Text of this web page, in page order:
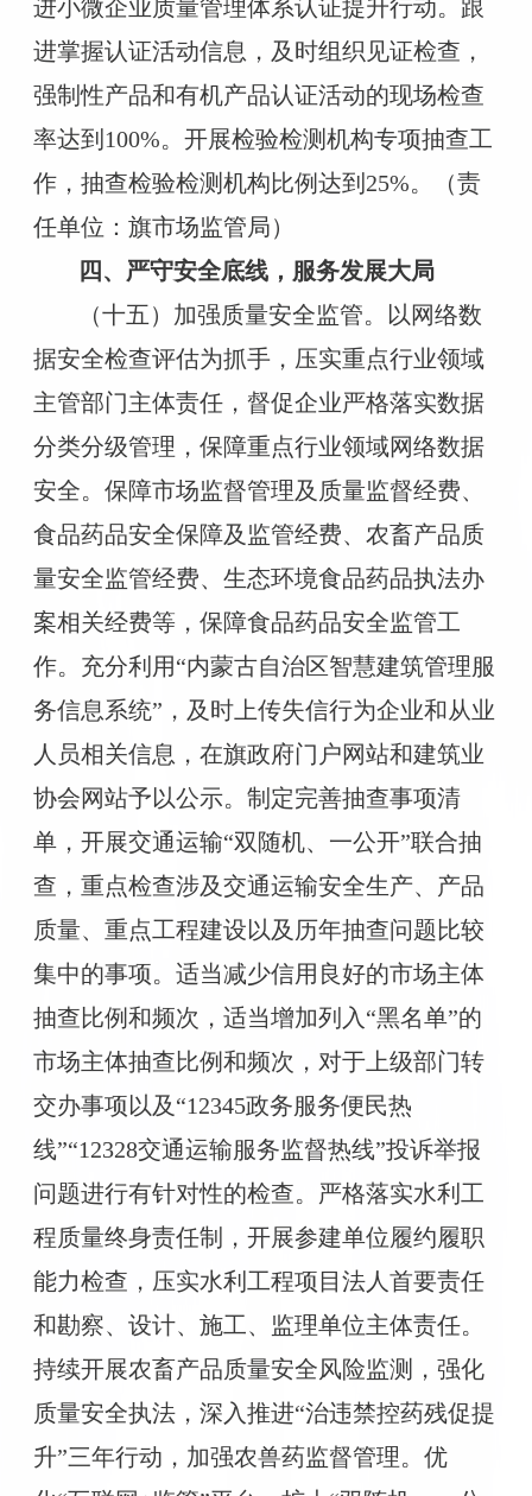
进小微企业质量管理体系认证提升行动。跟
进掌握认证活动信息，及时组织见证检查，
强制性产品和有机产品认证活动的现场检查
率达到100%。开展检验检测机构专项抽查工
作，抽查检验检测机构比例达到25%。（责
任单位：旗市场监管局）
四、严守安全底线，服务发展大局
（十五）加强质量安全监管。以网络数
据安全检查评估为抓手，压实重点行业领域
主管部门主体责任，督促企业严格落实数据
分类分级管理，保障重点行业领域网络数据
安全。保障市场监督管理及质量监督经费、
食品药品安全保障及监管经费、农畜产品质
量安全监管经费、生态环境食品药品执法办
案相关经费等，保障食品药品安全监管工
作。充分利用“内蒙古自治区智慧建筑管理服
务信息系统”，及时上传失信行为企业和从业
人员相关信息，在旗政府门户网站和建筑业
协会网站予以公示。制定完善抽查事项清
单，开展交通运输“双随机、一公开”联合抽
查，重点检查涉及交通运输安全生产、产品
质量、重点工程建设以及历年抽查问题比较
集中的事项。适当减少信用良好的市场主体
抽查比例和频次，适当增加列入“黑名单”的
市场主体抽查比例和频次，对于上级部门转
交办事项以及“12345政务服务便民热
线”“12328交通运输服务监督热线”投诉举报
问题进行有针对性的检查。严格落实水利工
程质量终身责任制，开展参建单位履约履职
能力检查，压实水利工程项目法人首要责任
和勘察、设计、施工、监理单位主体责任。
持续开展农畜产品质量安全风险监测，强化
质量安全执法，深入推进“治违禁控药残促提
升”三年行动，加强农兽药监督管理。优